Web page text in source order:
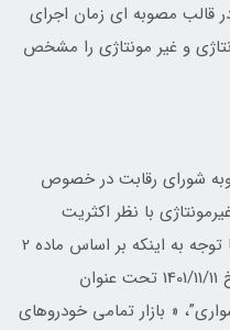
قالب مصوبه ای زمان اجرای
و غیر مونتاژی را مشخص
شورای رقابت در خصوص
با نظر اکثریت
اعضای شورای رقابت مصوب گردید: با توجه به اینکه بر اساس ماده 2
مصوبه جلسه 543 شورای رقابت مورخ 1401/11/11 تحت عنوان
« بازار تمامی خودروهای